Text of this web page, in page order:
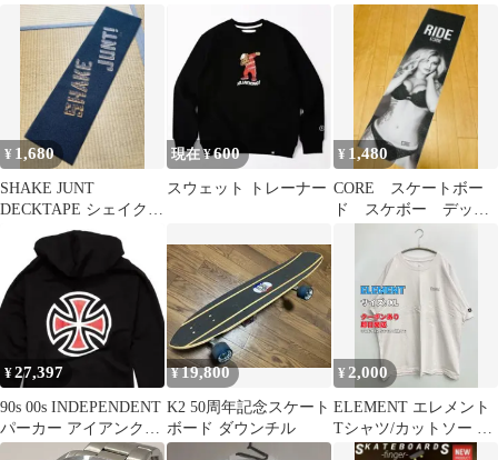
ジャンク 7.6インチ
子供用 女性用
ケート
skate エビセン
¥ 1,680
SHAKE JUNT
DECKTAPE シェイクジ
ャント デッキテープ専
用箱発送
現在 ¥600
スウェット トレーナー
¥ 1,480
CORE スケートボー
ド スケボー デッキ
テープ 専用箱発送
¥27,397
90s 00s INDEPENDENT
パーカー アイアンクロ
ス ブラック
¥19,800
K2 50周年記念スケート
ボード ダウンチル
¥2,000
ELEMENT エレメント
Tシャツ/カットソー XL
ホワイト メンズ レディ